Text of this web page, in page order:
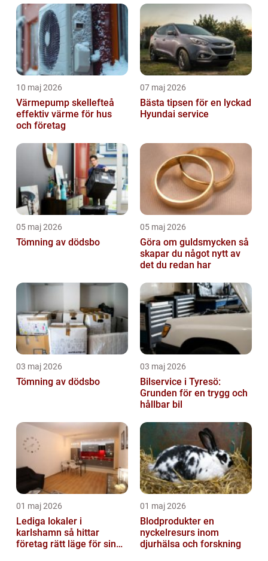
10 maj 2026
Värmepump skellefteå
effektiv värme för hus
och företag
07 maj 2026
Bästa tipsen för en lyckad
Hyundai service
05 maj 2026
Tömning av dödsbo
05 maj 2026
Göra om guldsmycken så
skapar du något nytt av
det du redan har
03 maj 2026
Tömning av dödsbo
03 maj 2026
Bilservice i Tyresö:
Grunden för en trygg och
hållbar bil
01 maj 2026
Lediga lokaler i
karlshamn så hittar
företag rätt läge för sin
01 maj 2026
Blodprodukter en
nyckelresurs inom
djurhälsa och forskning